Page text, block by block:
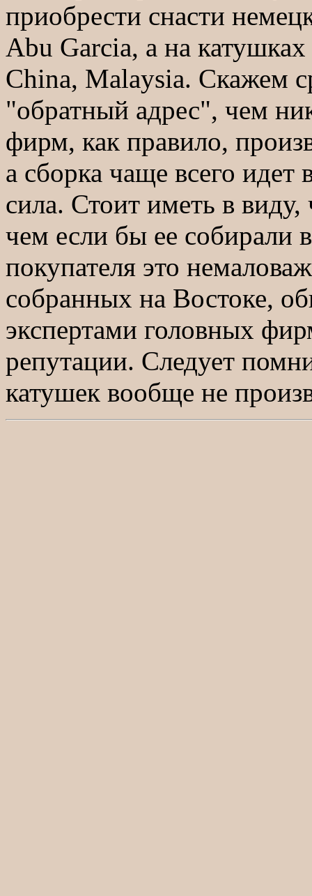
приобрести снасти
Abu Garcia, а на
China, Malaysia. Скажем
"обратный адрес", чем
фирм, как правило,
а сборка чаще всего
сила. Стоит иметь в
чем если бы ее собирали
покупателя это
собранных на Востоке,
экспертами головных
репутации. Следует
катушек вообще не